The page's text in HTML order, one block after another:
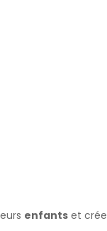
enfants et